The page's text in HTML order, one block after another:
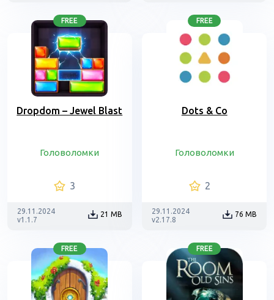
FREE
Dropdom – Jewel Blast
Головоломки
3
29.11.2024
v1.1.7
21 MB
FREE
Dots & Co
Головоломки
2
29.11.2024
v2.17.8
76 MB
FREE FREE